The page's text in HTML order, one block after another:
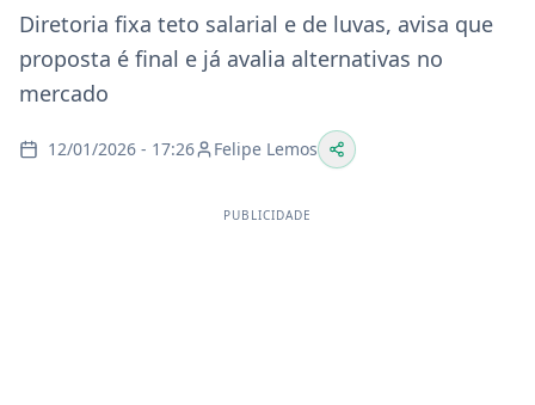
Diretoria fixa teto salarial e de luvas, avisa que
proposta é final e já avalia alternativas no
mercado
12/01/2026 - 17:26 Felipe Lemos
PUBLICIDADE